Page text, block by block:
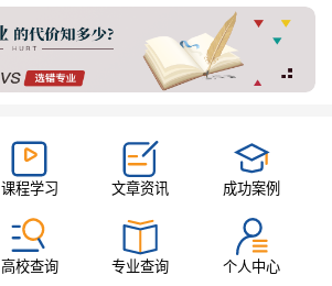
课程学习 文章资讯 成功案例
高校查询 专业查询 个人中心